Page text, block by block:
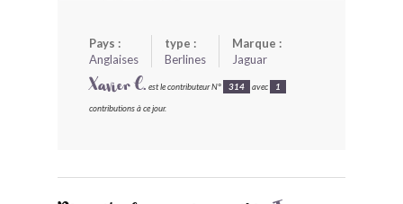
Pays :
Anglaises
type :
Berlines
Marque :
Jaguar
Xavier C. est le contributeur N° 314 avec 1
contributions à ce jour.